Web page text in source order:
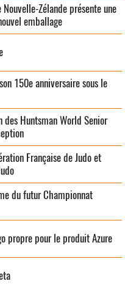
Zélande présente une
emballage
150e anniversaire sous le
des Huntsman World Senior
Française de Judo et
du futur Championnat
propre pour le produit Azure